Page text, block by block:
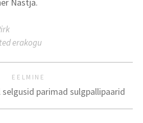
erakogu
EELMINE
parimad sulgpallipaarid